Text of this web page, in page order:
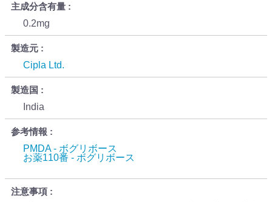
主成分含有量
0.2mg
製造元
Cipla Ltd.
製造国
India
参考情報
PMDA - ボグリボース
お薬110番 - ボグリボース
注意事項